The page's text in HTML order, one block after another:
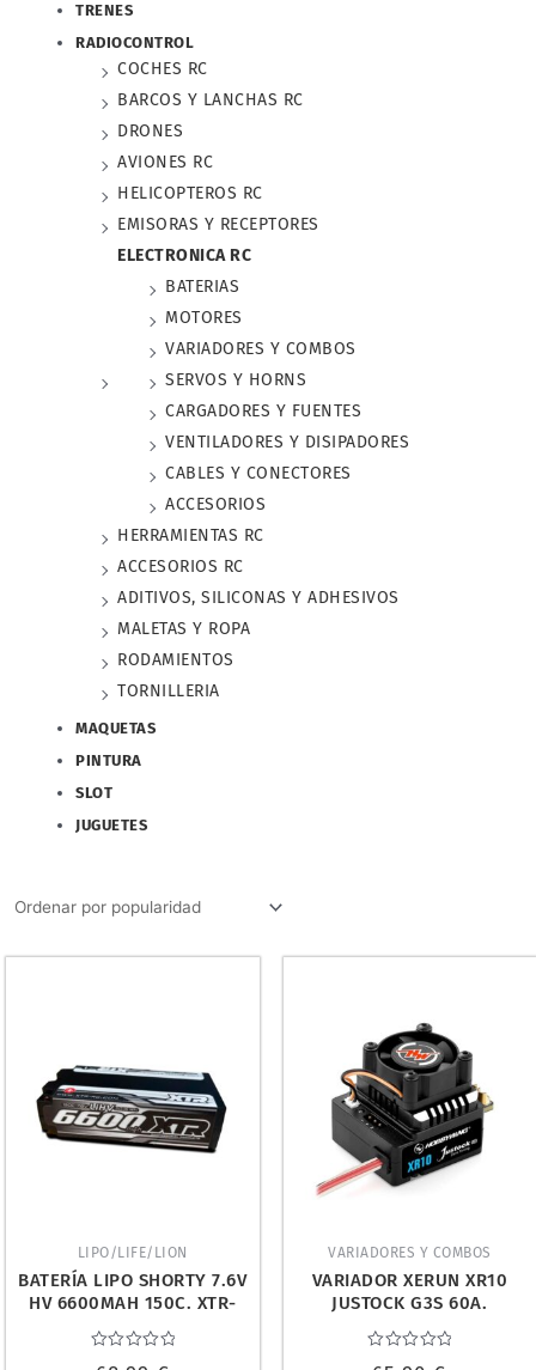
TRENES
RADIOCONTROL
COCHES RC
BARCOS Y LANCHAS RC
DRONES
AVIONES RC
HELICOPTEROS RC
EMISORAS Y RECEPTORES
ELECTRONICA RC
BATERIAS
MOTORES
VARIADORES Y COMBOS
SERVOS Y HORNS
CARGADORES Y FUENTES
VENTILADORES Y DISIPADORES
CABLES Y CONECTORES
ACCESORIOS
HERRAMIENTAS RC
ACCESORIOS RC
ADITIVOS, SILICONAS Y ADHESIVOS
MALETAS Y ROPA
RODAMIENTOS
TORNILLERIA
MAQUETAS
PINTURA
SLOT
JUGUETES
LIPO/LIFE/LION
BATERÍA LIPO SHORTY 7.6V
HV 6600MAH 150C. XTR-
0304
VARIADORES Y COMBOS
VARIADOR XERUN XR10
JUSTOCK G3S 60A.
HOBBYWING 30112005